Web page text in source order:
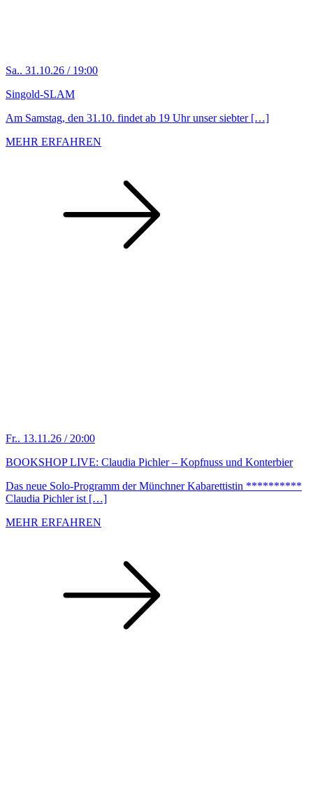
Sa.. 31.10.26 / 19:00
Singold-SLAM
Am Samstag, den 31.10. findet ab 19 Uhr unser siebter […]
MEHR ERFAHREN
Fr.. 13.11.26 / 20:00
BOOKSHOP LIVE: Claudia Pichler – Kopfnuss und Konterbier
Das neue Solo-Programm der Münchner Kabarettistin **********
Claudia Pichler ist […]
MEHR ERFAHREN